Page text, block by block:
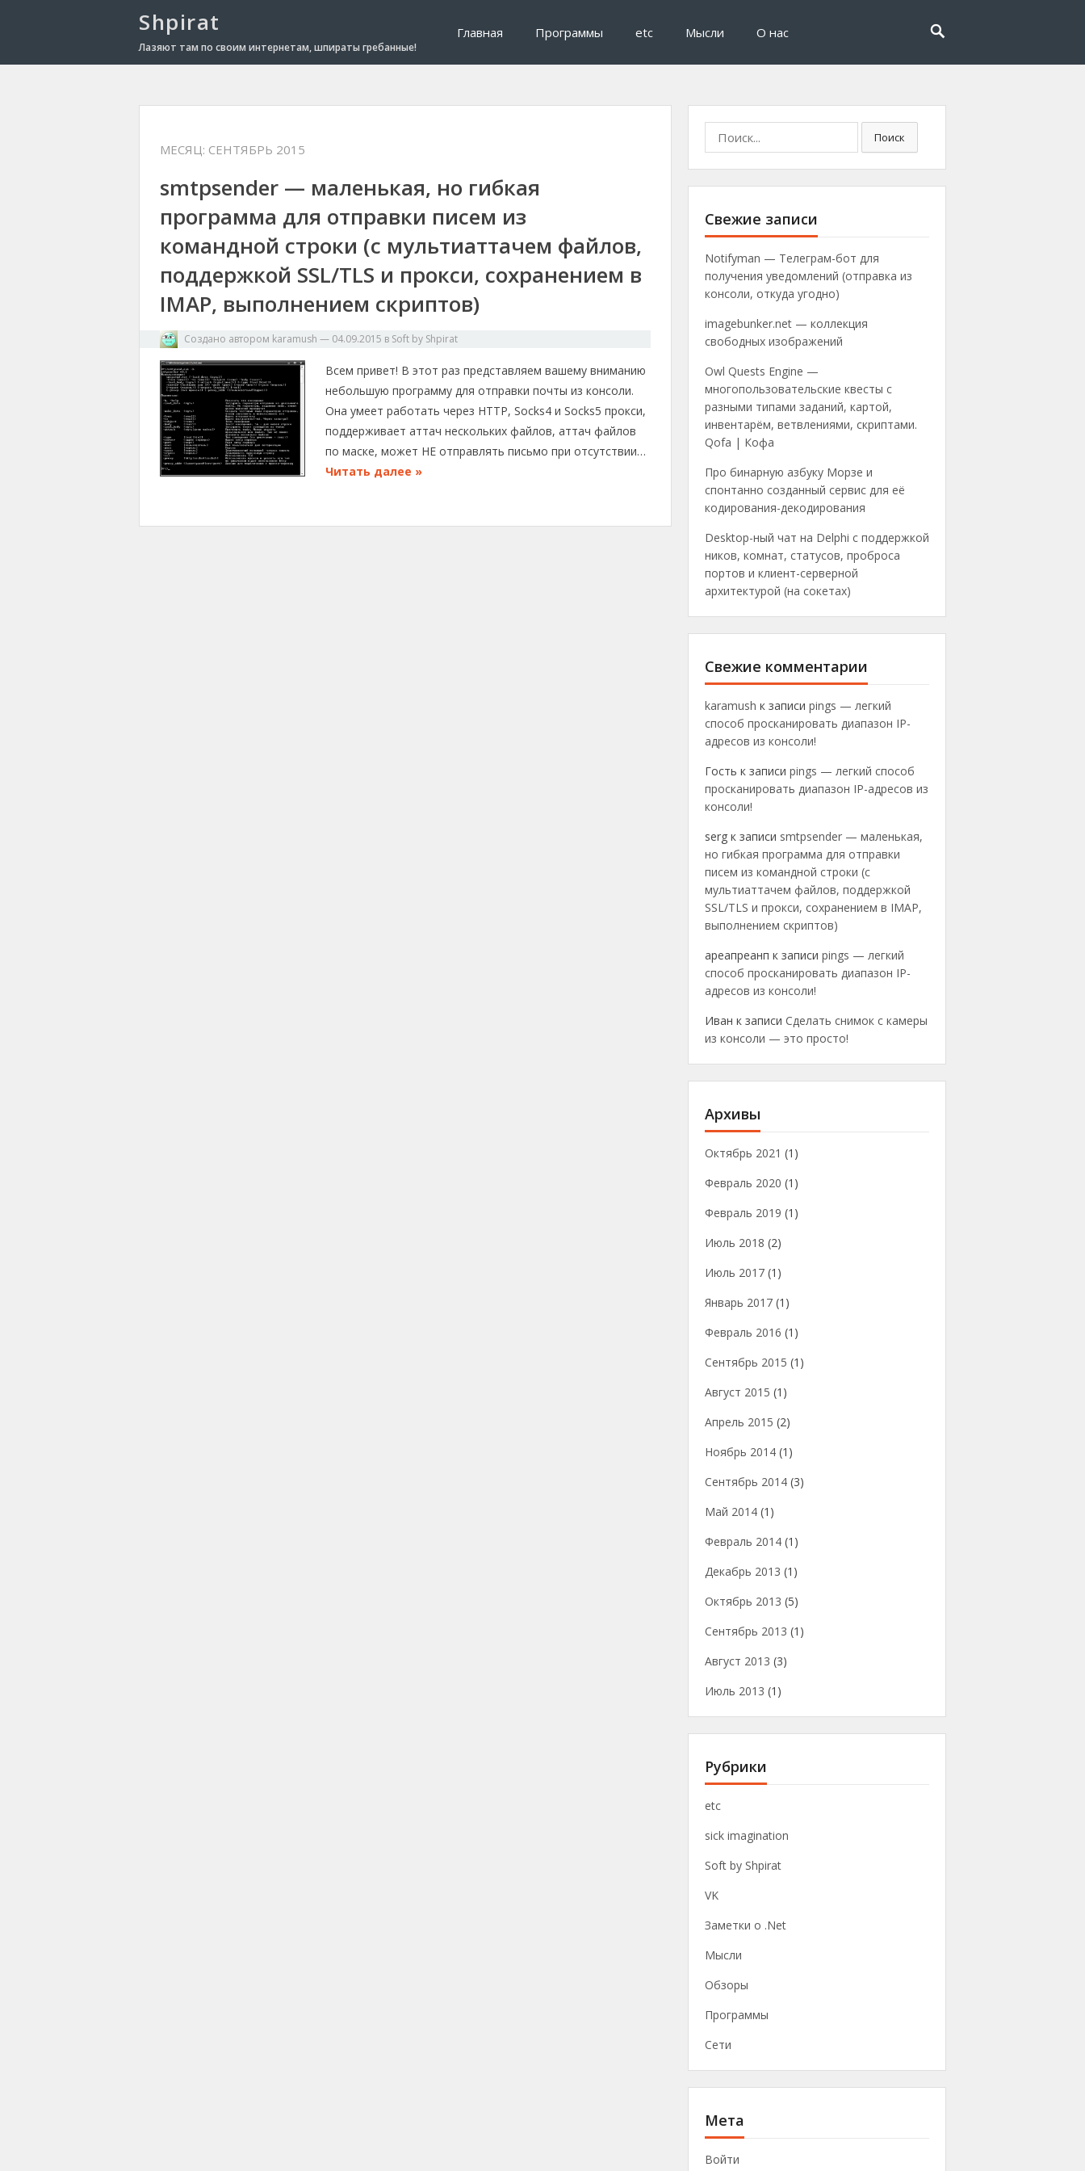
Shpirat
Лазяют там по своим интернетам, шпираты гребанные!
Главная Программы etc Мысли О нас
МЕСЯЦ: СЕНТЯБРЬ 2015
smtpsender — маленькая, но гибкая
программа для отправки писем из
командной строки (с мультиаттачем файлов,
поддержкой SSL/TLS и прокси, сохранением в
IMAP, выполнением скриптов)
Создано автором karamush — 04.09.2015 в Soft by Shpirat
Всем привет! В этот раз представляем вашему вниманию
небольшую программу для отправки почты из консоли.
Она умеет работать через HTTP, Socks4 и Socks5 прокси,
поддерживает аттач нескольких файлов, аттач файлов
по маске, может НЕ отправлять письмо при отсутствии…
Читать далее »
Поиск
Свежие записи
Notifyman — Телеграм-бот для
получения уведомлений (отправка из
консоли, откуда угодно)
imagebunker.net — коллекция
свободных изображений
Owl Quests Engine —
многопользовательские квесты с
разными типами заданий, картой,
инвентарём, ветвлениями, скриптами.
Qofa | Кофа
Про бинарную азбуку Морзе и
спонтанно созданный сервис для её
кодирования-декодирования
Desktop-ный чат на Delphi с поддержкой
ников, комнат, статусов, проброса
портов и клиент-серверной
архитектурой (на сокетах)
Свежие комментарии
karamush к записи pings — легкий
способ просканировать диапазон IP-
адресов из консоли!
Гость к записи pings — легкий способ
просканировать диапазон IP-адресов из
консоли!
serg к записи smtpsender — маленькая,
но гибкая программа для отправки
писем из командной строки (с
мультиаттачем файлов, поддержкой
SSL/TLS и прокси, сохранением в IMAP,
выполнением скриптов)
ареапреанп к записи pings — легкий
способ просканировать диапазон IP-
адресов из консоли!
Иван к записи Сделать снимок с камеры
из консоли — это просто!
Архивы
Октябрь 2021 (1)
Февраль 2020 (1)
Февраль 2019 (1)
Июль 2018 (2)
Июль 2017 (1)
Январь 2017 (1)
Февраль 2016 (1)
Сентябрь 2015 (1)
Август 2015 (1)
Апрель 2015 (2)
Ноябрь 2014 (1)
Сентябрь 2014 (3)
Май 2014 (1)
Февраль 2014 (1)
Декабрь 2013 (1)
Октябрь 2013 (5)
Сентябрь 2013 (1)
Август 2013 (3)
Июль 2013 (1)
Рубрики
etc
sick imagination
Soft by Shpirat
VK
Заметки о .Net
Мысли
Обзоры
Программы
Сети
Мета
Войти